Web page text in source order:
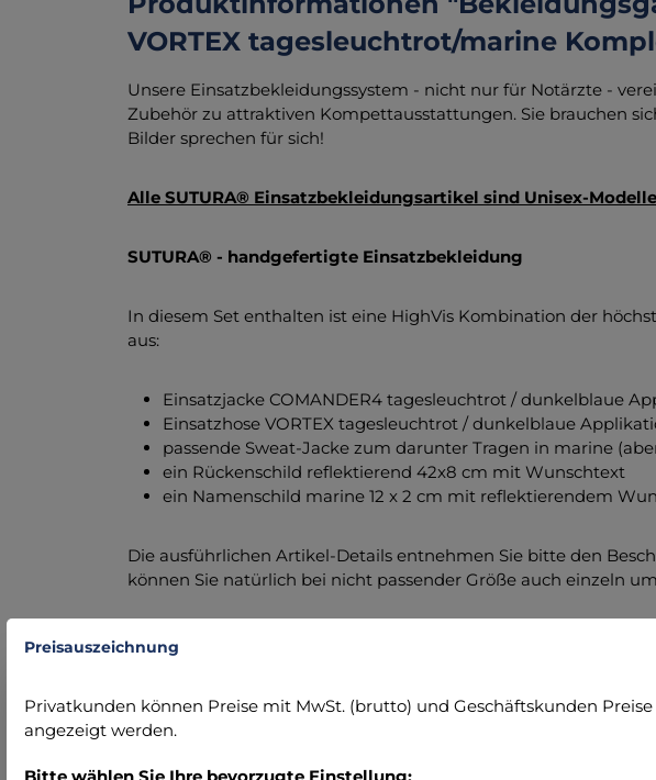
VORTEX tagesleuchtrot/marine
Unsere Einsatzbekleidungssystem - nicht nur für Notärzte -
Zubehör zu attraktiven Kompettausstattungen. Sie brauchen
Bilder sprechen für sich!
Alle SUTURA® Einsatzbekleidungsartikel sind Unisex-
SUTURA® - handgefertigte Einsatzbekleidung
In diesem Set enthalten ist eine HighVis Kombination der
aus:
Einsatzjacke COMANDER4 tagesleuchtrot / dunkelblaue
Einsatzhose VORTEX tagesleuchtrot / dunkelblaue
passende Sweat-Jacke zum darunter Tragen in marine
ein Rückenschild reflektierend 42x8 cm mit Wunschtext
ein Namenschild marine 12 x 2 cm mit reflektierendem
Die ausführlichen Artikel-Details entnehmen Sie bitte den
können Sie natürlich bei nicht passender Größe auch einzeln
Zusammensetzung Jacke COMANDER4
Oberstoff: hochwertige 2 Lagen Laminat Membrane 90%
Tagesleuchtfarbe nach ISO EN 20471:2013. Gewicht 205 g/m2
Umweltstandards: OEKOtex100, PTFE-frei, FC-frei
Reflektierendes Material: IRC Reflective silber, segmentiert,
Preisauszeichnung
Privatkunden können Preise mit MwSt. (brutto) und Geschäftskunden
angezeigt werden.
Bitte wählen Sie Ihre bevorzugte Einstellung: